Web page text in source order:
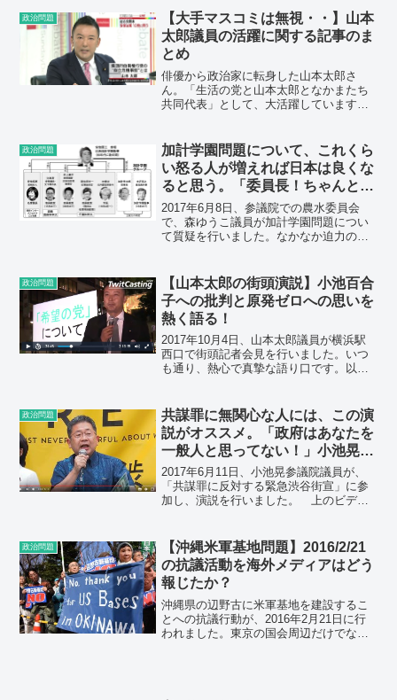
氏の支援も受けつつ、国会の内外で積極
的な発言をしています。 今回...
政治問題
【大手マスコミは無視・・】山本
太郎議員の活躍に関する記事のま
とめ
俳優から政治家に転身した山本太郎さ
ん。「生活の党と山本太郎となかまたち
共同代表」として、大活躍しています
氏の支援も受けつつ、国会の内外で積極
的な発言をしています。 山本...
政治問題
加計学園問題について、これくら
い怒る人が増えれば日本は良くな
ると思う。「委員長！ちゃんと答
弁させなさいよ！」森ゆうこ議員
の国会質疑を紹介。
2017年6月8日、参議院での農水委員会
で、森ゆうこ議員が加計学園問題につい
て質疑を行いました。なかなか迫力のあ
記します。書き起こし始め＊＊＊＊＊＊
＊＊＊＊＊＊＊＊＊＊＊...
政治問題
【山本太郎の街頭演説】小池百合
子への批判と原発ゼロへの思いを
熱く語る！
2017年10月4日、山本太郎議員が横浜駅
西口で街頭記者会見を行いました。いつ
も通り、熱心で真摯な語り口です。以
載始め＊＊＊＊＊＊＊＊＊＊＊＊＊＊＊
＊＊＊＊＊＊＊＊＊＊...
政治問題
共謀罪に無関心な人には、この演
説がオススメ。「政府はあなたを
一般人と思ってない！」小池晃議
員の説明は分かりやすくてパワフ
ル。
2017年6月11日、小池晃参議院議員が、
「共謀罪に反対する緊急渋谷街宣」に参
加し、演説を行いました。 上のビデオ
＊＊＊＊皆さん、こんにちは。未来公共
の皆さんが、こうい...
政治問題
【沖縄米軍基地問題】2016/2/21
の抗議活動を海外メディアはどう
報じたか？
沖縄県の辺野古に米軍基地を建設するこ
とへの抗議行動が、2016年2月21日に行
われました。東京の国会周辺だけでな